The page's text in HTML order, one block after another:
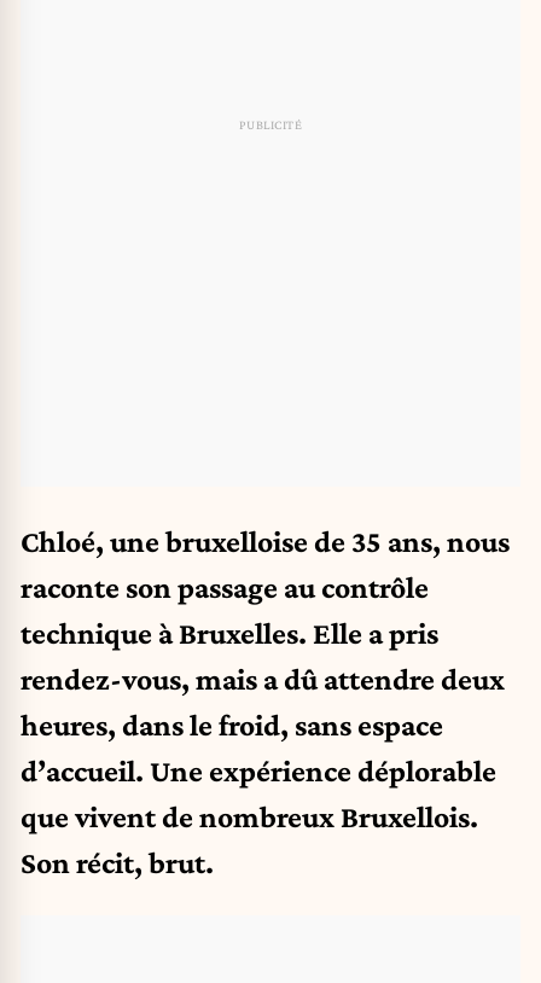
Chloé, une bruxelloise de 35 ans, nous
raconte son passage au contrôle
technique à Bruxelles. Elle a pris
rendez-vous, mais a dû attendre deux
heures, dans le froid, sans espace
d’accueil. Une expérience déplorable
que vivent de nombreux Bruxellois.
Son récit, brut.